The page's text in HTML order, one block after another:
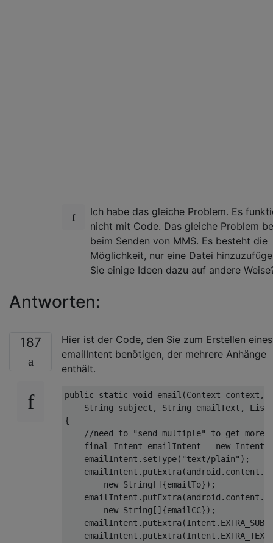
Ich habe das gleiche Problem. Es
nicht mit Code. Das gleiche Problem
beim Senden von MMS. Es besteht die
Möglichkeit, nur eine Datei
Sie einige Ideen dazu auf andere
Antworten:
187
Hier ist der Code, den Sie zum Erstellen eines
emailIntent benötigen, der mehrere Anhänge
enthält.
public static void email (Context context ,
String subject , String emailText , List
{
//need to "send multiple" to get more
final
Intent emailIntent = new Intent
    emailIntent
. setType( "text/plain" );
    emailIntent
. putExtra(android . content .
new String []{emailTo});
    emailIntent
. putExtra(android . content .
new String []{emailCC});
    emailIntent
. putExtra(Intent .
    emailIntent
. putExtra(Intent . EXTRA_TEXT